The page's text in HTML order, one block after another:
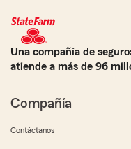
Una compañía de
atiende a más de 96
Compañía
Contáctanos